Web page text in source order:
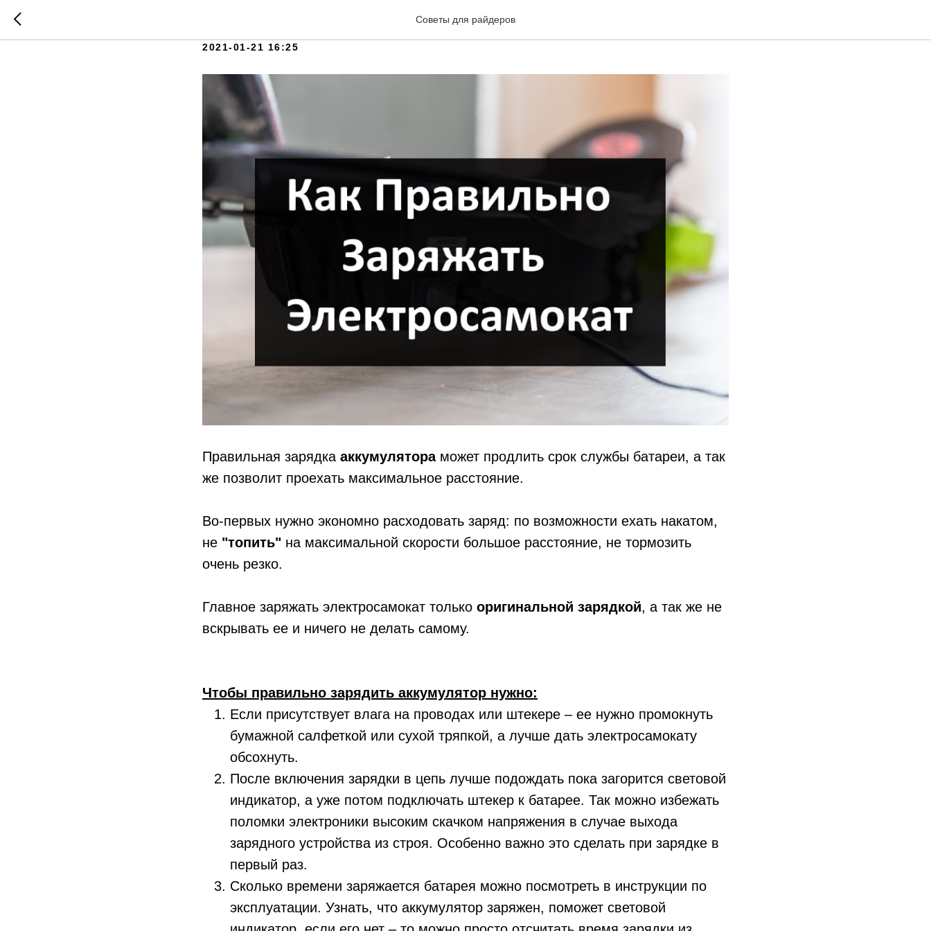
Советы для райдеров
Как заряжать электросамокат
2021-01-21 16:25
Правильная зарядка аккумулятора может продлить срок службы батареи, а так
же позволит проехать максимальное расстояние.
Во-первых нужно экономно расходовать заряд: по возможности ехать накатом,
не "топить" на максимальной скорости большое расстояние, не тормозить
очень резко.
Главное заряжать электросамокат только оригинальной зарядкой, а так же не
вскрывать ее и ничего не делать самому.
Чтобы правильно зарядить аккумулятор нужно:
Если присутствует влага на проводах или штекере – ее нужно промокнуть
бумажной салфеткой или сухой тряпкой, а лучше дать электросамокату
обсохнуть.
После включения зарядки в цепь лучше подождать пока загорится световой
индикатор, а уже потом подключать штекер к батарее. Так можно избежать
поломки электроники высоким скачком напряжения в случае выхода
зарядного устройства из строя. Особенно важно это сделать при зарядке в
первый раз.
Сколько времени заряжается батарея можно посмотреть в инструкции по
эксплуатации. Узнать, что аккумулятор заряжен, поможет световой